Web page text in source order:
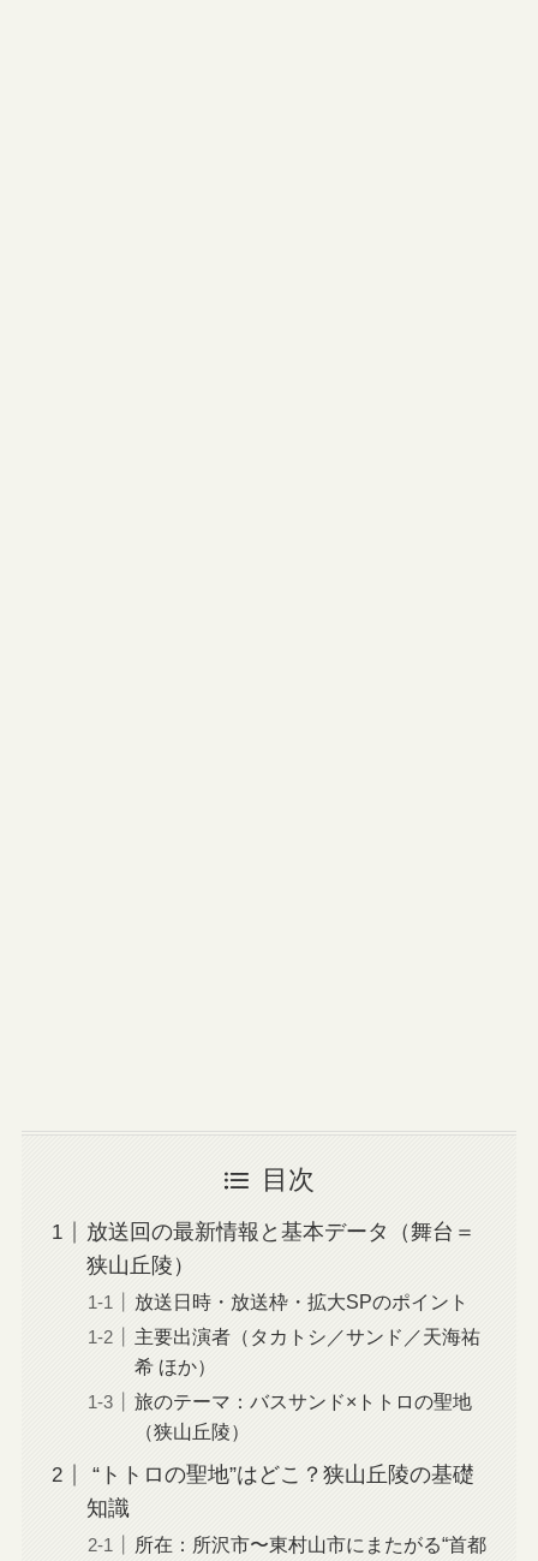
目次
放送回の最新情報と基本データ（舞台＝
狭山丘陵）
放送日時・放送枠・拡大SPのポイント
主要出演者（タカトシ／サンド／天海祐
希 ほか）
旅のテーマ：バスサンド×トトロの聖地
（狭山丘陵）
“トトロの聖地”はどこ？狭山丘陵の基礎
知識
所在：所沢市〜東村山市にまたがる“首都